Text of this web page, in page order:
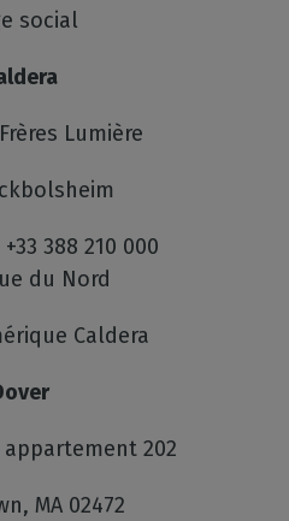
social
Lumière
388 210 000
du Nord
Caldera
appartement 202
MA 02472